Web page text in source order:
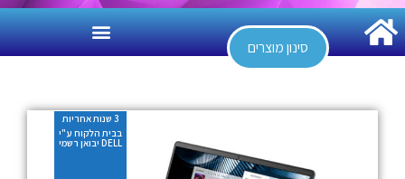
סינון מוצרים
בבית הלקוח ע"י